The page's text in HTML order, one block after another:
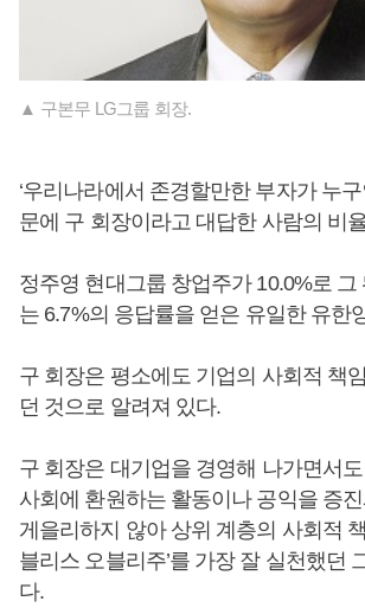
▲ 구본무 LG그룹 회장.
‘우리나라에서 존경할만한 부자가 누구
문에 구 회장이라고 대답한 사람의 비
정주영 현대그룹 창업주가 10.0%로 그
는 6.7%의 응답률을 얻은 유일한 유한
구 회장은 평소에도 기업의 사회적 책
던 것으로 알려져 있다.
구 회장은 대기업을 경영해 나가면서
사회에 환원하는 활동이나 공익을 증
게을리하지 않아 상위 계층의 사회적
블리스 오블리주’를 가장 잘 실천했던
다.